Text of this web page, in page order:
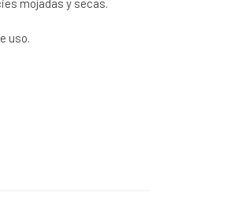
mojadas y secas.
uso.